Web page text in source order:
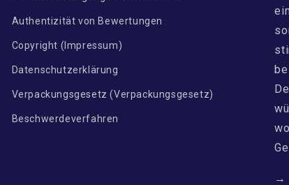
Authentizität von Bewertungen
Copyright (Impressum)
Datenschutzerklärung
Verpackungsgesetz (Verpackungsgesetz)
Beschwerdeverfahren
→